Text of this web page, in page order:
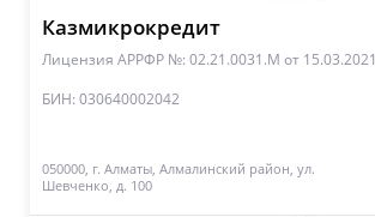
Казмикрокредит
Лицензия АРРФР №: 02.21.0031.M от 15.03.2021
БИН: 030640002042
050000, г. Алматы, Алмалинский район, ул.
Шевченко, д. 100